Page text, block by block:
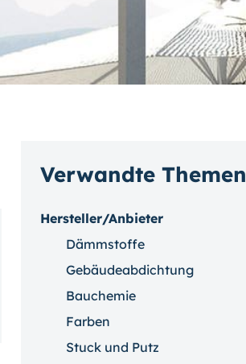
Verwandte Themen
Hersteller/Anbieter
Dämmstoffe
Gebäudeabdichtung
Bauchemie
Farben
Stuck und Putz